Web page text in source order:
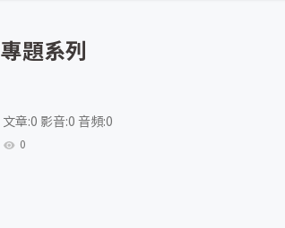
專題系列
文章:0 影音:0 音頻:0
0